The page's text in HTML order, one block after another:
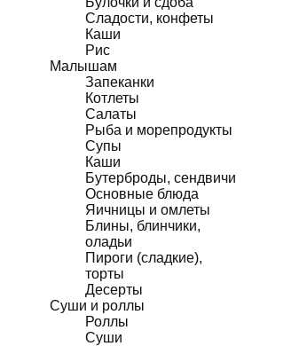
Сладости, конфеты
Каши
Рис
Малышам
Запеканки
Котлеты
Салаты
Рыба и морепродукты
Супы
Каши
Бутерброды, сендвичи
Основные блюда
Яичницы и омлеты
Блины, блинчики,
оладьи
Пироги (сладкие),
торты
Десерты
Суши и роллы
Роллы
Суши